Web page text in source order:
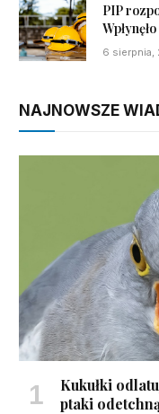
PIP
6 sierpnia,
NAJNOWSZE
Kukułki
ptaki